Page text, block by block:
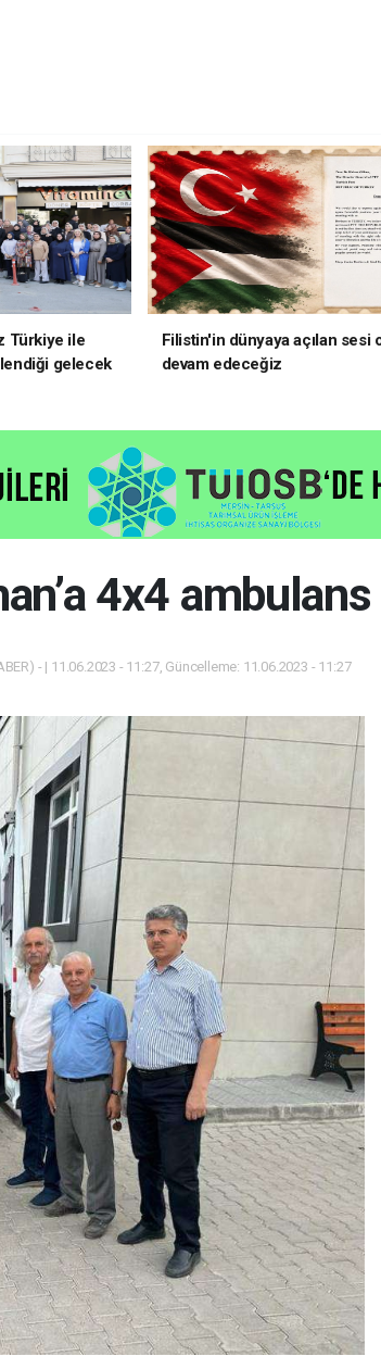
Türkiye ile
gelecek
Filistin'in dünyaya açılan sesi
devam edeceğiz
4x4 ambulans
- | 11.06.2023 - 11:27, Güncelleme: 11.06.2023 - 11:27